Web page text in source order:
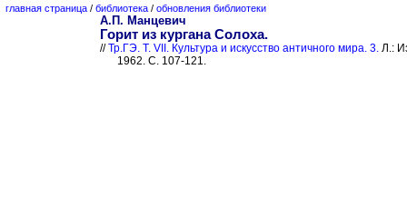
главная страница / библиотека / обновления библиотеки
А.П. Манцевич
Горит из кургана Солоха.
//Тр.ГЭ. Т. VII. Культура и искусство античного мира. 3. Л.:
1962. С. 107-121.